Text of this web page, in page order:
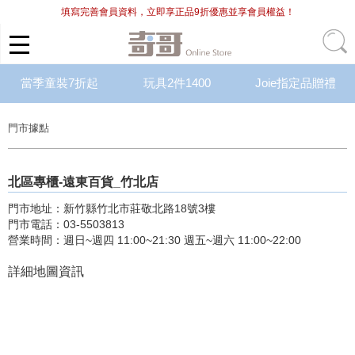
填寫完善會員資料，立即享正品9折優惠並享會員權益！
當季童裝7折起 玩具2件1400 Joie指定品贈禮
門市據點
北區專櫃-遠東百貨_竹北店
門市地址：新竹縣竹北市莊敬北路18號3樓
門市電話：03-5503813
營業時間：週日~週四 11:00~21:30 週五~週六 11:00~22:00
詳細地圖資訊